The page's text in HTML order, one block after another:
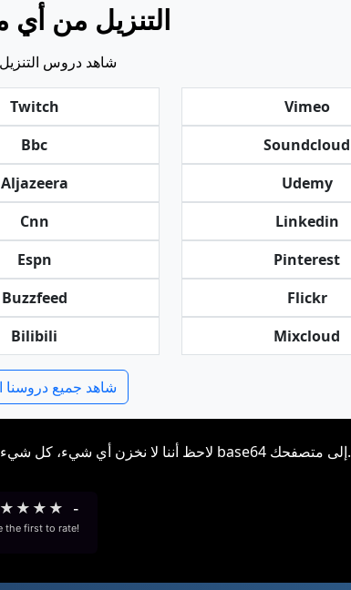
التنزيل من
شاهد دروس التنزيل
Twitch
Bbc
Aljazeera
Cnn
Espn
Buzzfeed
Bilibili
Vimeo
Soundcloud
Udemy
Linkedin
Pinterest
Flickr
Mixcloud
شاهد جميع دروسنا
لاحظ أننا لا نخزن أي شيء، كل شيء يتم إرساله إليك، حتى الصور يتم إرسالها بتنسيق base64 إلى متصفحك.
★ ★ ★ ★ -
the first to rate!